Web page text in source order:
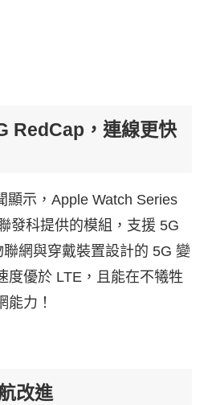
RedCap，連線更快
顯示，Apple Watch Series
發科提供的模組，支援 5G
網與穿戴裝置設計的 5G 變
度優於 LTE，且能在不犧牲
能力！
改進